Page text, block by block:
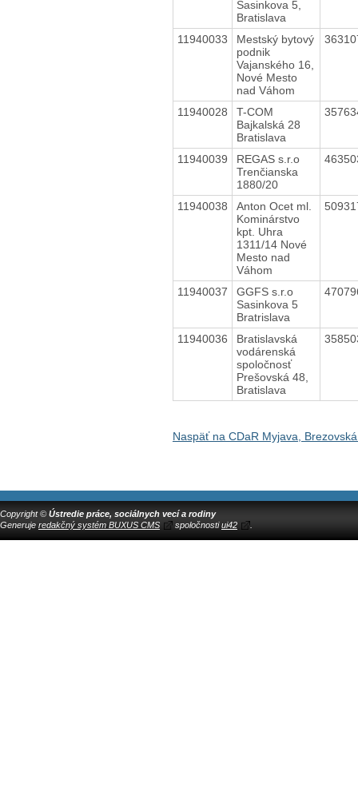
Sasinkova 5,
Bratislava
11940033
Mestský bytový
podnik
Vajanského 16,
Nové Mesto
nad Váhom
11940028
T-COM
Bajkalská 28
Bratislava
11940039
REGAS s.r.o
Trenčianska
1880/20
11940038
Anton Ocet ml.
Kominárstvo
kpt. Uhra
1311/14 Nové
Mesto nad
Váhom
11940037
GGFS s.r.o
Sasinkova 5
Bratrislava
11940036
Bratislavská
vodárenská
spoločnosť
Prešovská 48,
Bratislava
Naspäť na CDaR Myjava,
Copyright © Ústredie práce, sociálnych vecí a rodiny
Generuje redakčný systém BUXUS CMS spoločnostiui42